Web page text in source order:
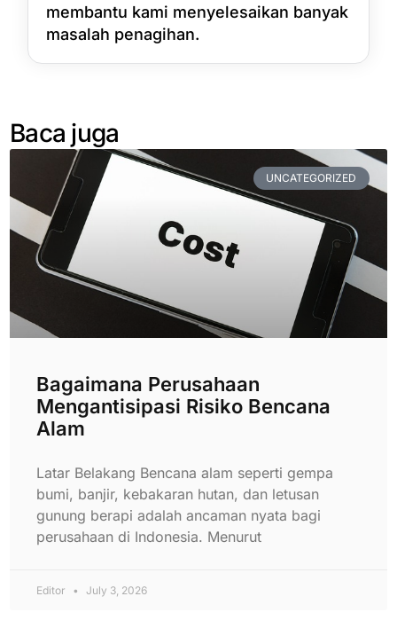
membantu kami menyelesaikan banyak
masalah penagihan.
Baca juga
UNCATEGORIZED
Bagaimana Perusahaan
Mengantisipasi Risiko Bencana
Alam
Latar Belakang Bencana alam seperti gempa
bumi, banjir, kebakaran hutan, dan letusan
gunung berapi adalah ancaman nyata bagi
perusahaan di Indonesia. Menurut
Editor July 3, 2026